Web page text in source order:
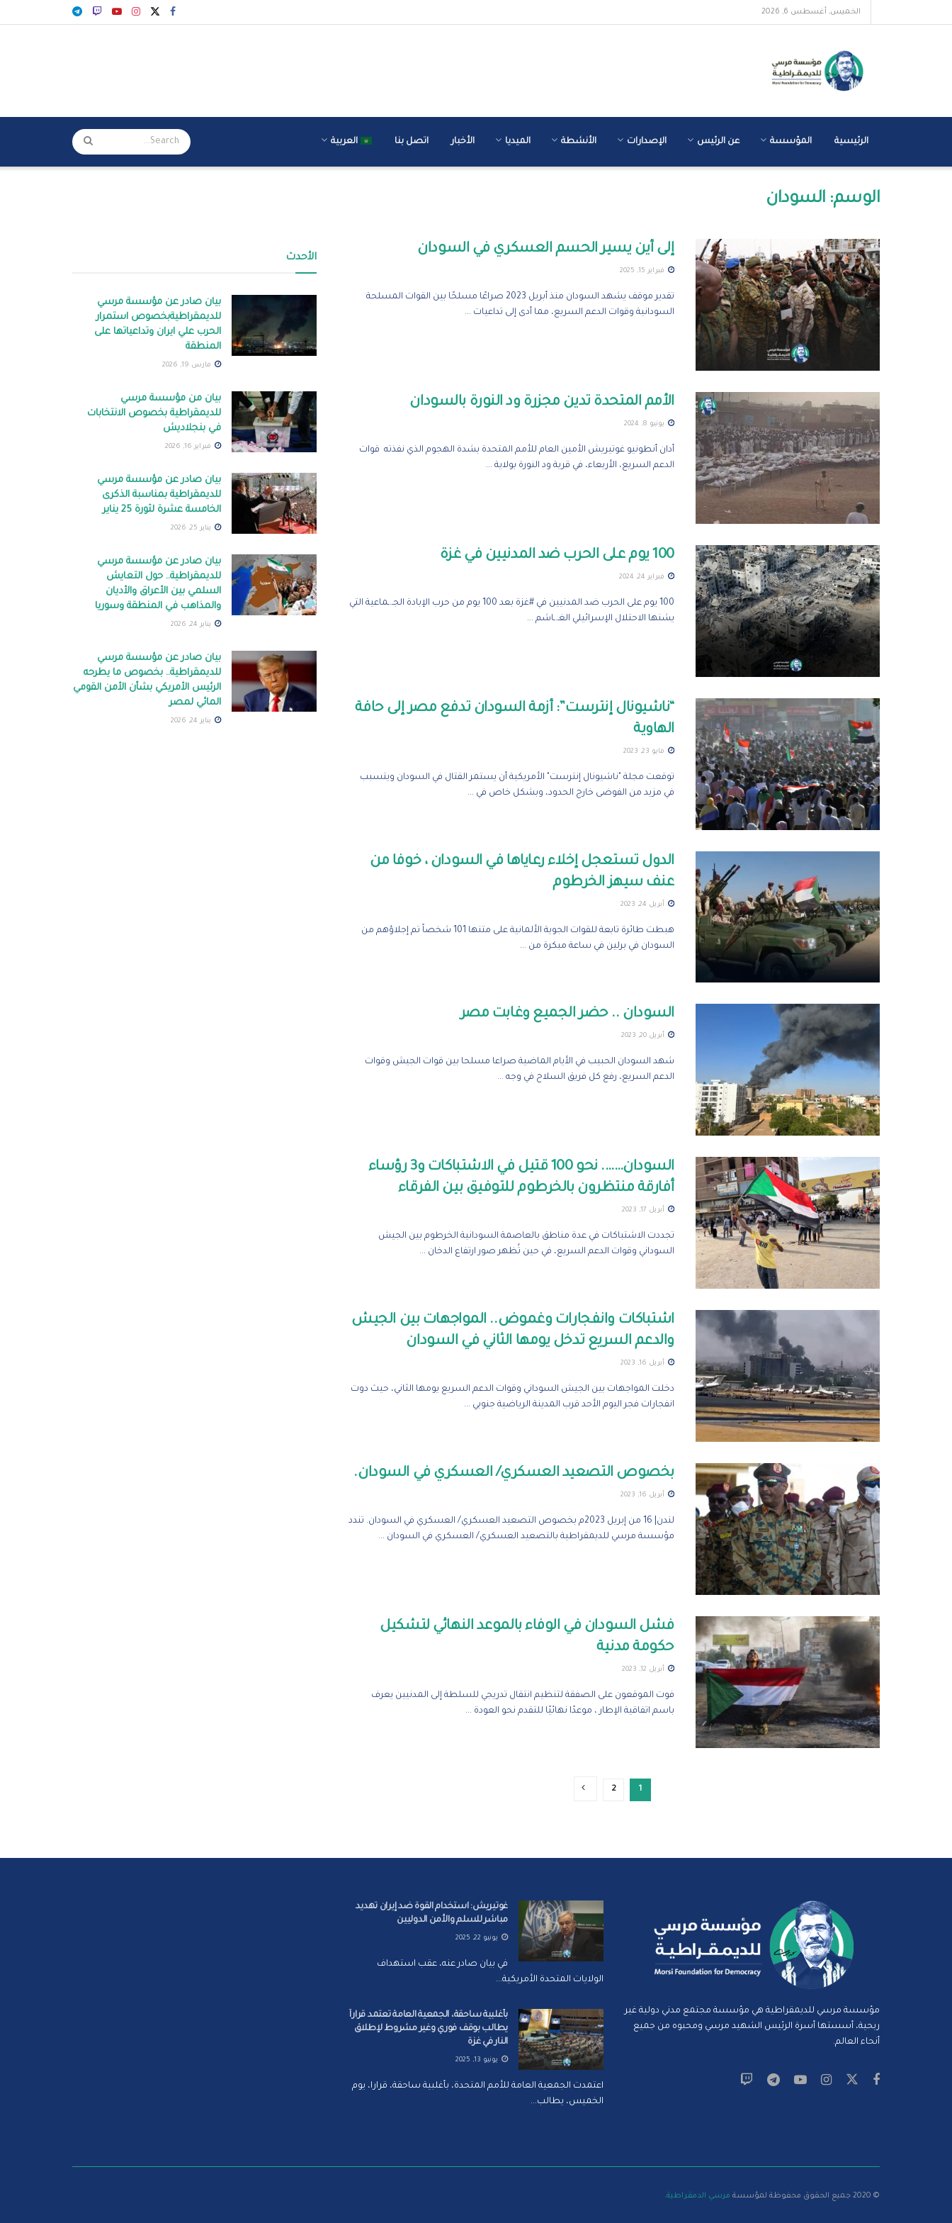
الخميس, أغسطس 6, 2026
الرئيسية المؤسسة عن الرئيس الإصدارات الأنشطة الميديا الأخبار اتصل بنا العربية
الوسم: السودان
إلى أين يسير الحسم العسكري في السودان
فبراير 15, 2025
تقدير موقف يشهد السودان منذ أبريل 2023 صراعًا مسلحًا بين القوات المسلحة
السودانية وقوات الدعم السريع، مما أدى إلى تداعيات ...
الأمم المتحدة تدين مجزرة ود النورة بالسودان
يونيو 8, 2024
أدان أنطونيو غوتيريش الأمين العام للأمم المتحدة بشدة الهجوم الذي نفذته قوات
الدعم السريع، الأربعاء، في قرية ود النورة بولاية ...
100 يوم على الحرب ضد المدنيين في غزة
فبراير 24, 2024
100 يوم على الحرب ضد المدنيين في #غزة بعد 100 يوم من حرب الإبادة الجـ.ـماعية التي
يشنها الاحتلال الإسرائيلي الغـ.ـاشم ...
“ناشيونال إنترست”: أزمة السودان تدفع مصر إلى حافة
الهاوية
مايو 23, 2023
توقعت مجلة "ناشيونال إنترست" الأمريكية أن يستمر القتال في السودان ويتسبب
في مزيد من الفوضى خارج الحدود، وبشكل خاص في ...
الدول تستعجل إخلاء رعاياها في السودان ، خوفا من
عنف سيهز الخرطوم
أبريل 24, 2023
هبطت طائرة تابعة للقوات الجوية الألمانية على متنها 101 شخصاً تم إجلاؤهم من
السودان في برلين في ساعة مبكرة من ...
السودان .. حضر الجميع وغابت مصر
أبريل 20, 2023
شهد السودان الحبيب في الأيام الماضية صراعا مسلحا بين قوات الجيش وقوات
الدعم السريع، رفع كل فريق السلاح في وجه ...
السودان……. نحو 100 قتيل في الاشتباكات و3 رؤساء
أفارقة منتظرون بالخرطوم للتوفيق بين الفرقاء
أبريل 17, 2023
تجددت الاشتباكات في عدة مناطق بالعاصمة السودانية الخرطوم بين الجيش
السوداني وقوات الدعم السريع، في حين تُظهر صور ارتفاع الدخان ...
اشتباكات وانفجارات وغموض.. المواجهات بين الجيش
والدعم السريع تدخل يومها الثاني في السودان
أبريل 16, 2023
دخلت المواجهات بين الجيش السوداني وقوات الدعم السريع يومها الثاني، حيث دوت
انفجارات فجر اليوم الأحد قرب المدينة الرياضية جنوبي ...
بخصوص التصعيد العسكري/ العسكري في السودان.
أبريل 16, 2023
لندن| 16 من إبريل 2023م بخصوص التصعيد العسكري/ العسكري في السودان. تندد
مؤسسة مرسي للديمقراطية بالتصعيد العسكري/ العسكري في السودان ...
فشل السودان في الوفاء بالموعد النهائي لتشكيل
حكومة مدنية
أبريل 12, 2023
فوت الموقعون على الصفقة لتنظيم انتقال تدريجي للسلطة إلى المدنيين يعرف
باسم اتفاقية الإطار ، موعدًا نهائيًا للتقدم نحو العودة ...
1
2
الأحدث
بيان صادر عن مؤسسة مرسي
للديمقراطيةبخصوص استمرار
الحرب علي ايران وتداعياتها على
المنطقة
مارس 19, 2026
بيان من مؤسسة مرسي
للديمقراطية بخصوص الانتخابات
في بنجلاديش
فبراير 16, 2026
بيان صادر عن مؤسسة مرسي
للديمقراطية بمناسبة الذكرى
الخامسة عشرة لثورة 25 يناير
يناير 25, 2026
بيان صادر عن مؤسسة مرسي
للديمقراطية.. حول التعايش
السلمي بين الأعراق والأديان
والمذاهب في المنطقة وسوريا
يناير 24, 2026
بيان صادر عن مؤسسة مرسي
للديمقراطية.. بخصوص ما يطرحه
الرئيس الأمريكي بشأن الأمن القومي
المائي لمصر
يناير 24, 2026
مؤسسة مرسي للديمقراطية هي مؤسسة مجتمع مدني دولية غير
ربحية، أسستها أسرة الرئيس الشهيد مرسي ومحبوه من جميع
أنحاء العالم.
غوتيريش: استخدام القوة ضد إيران تهديد
مباشر للسلم والأمن الدوليين
يونيو 22, 2025
في بيان صادر عنه، عقب استهداف
الولايات المتحدة الأمريكية...
بأغلبية ساحقة، الجمعية العامة تعتمد قراراً
يطالب بوقف فوري وغير مشروط لإطلاق
النار في غزة
يونيو 13, 2025
اعتمدت الجمعية العامة للأمم المتحدة، بأغلبية ساحقة، قرارا، يوم
الخميس، يطالب...
© 2020 جميع الحقوق محفوظة لمؤسسة مرسي الدمقراطية.